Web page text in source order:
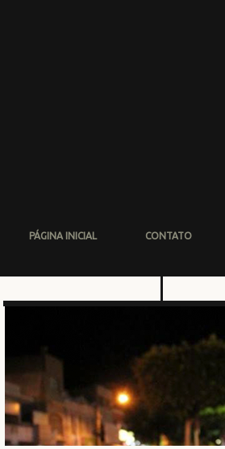
PÁGINA INICIAL CONTATO